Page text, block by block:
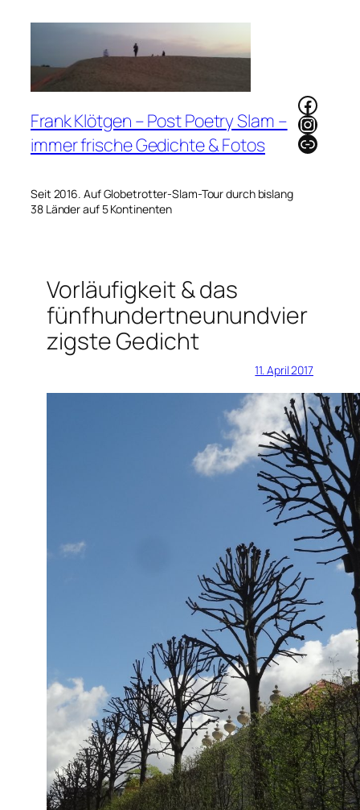
Frank Klötgen – Post Poetry Slam –
immer frische Gedichte & Fotos
Seit 2016. Auf Globetrotter-Slam-Tour durch bislang
38 Länder auf 5 Kontinenten
Link
Vorläufigkeit & das
fünfhundertneunundvier
zigste Gedicht
11. April 2017